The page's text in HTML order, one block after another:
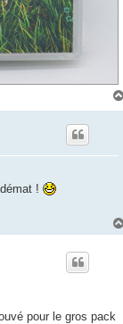
!
pour le gros pack